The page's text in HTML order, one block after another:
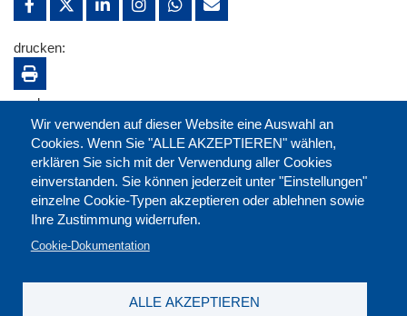
Wir verwenden auf dieser Website eine Auswahl an
Cookies. Wenn Sie "ALLE AKZEPTIEREN" wählen,
erklären Sie sich mit der Verwendung aller Cookies
einverstanden. Sie können jederzeit unter "Einstellungen"
einzelne Cookie-Typen akzeptieren oder ablehnen sowie
Ihre Zustimmung widerrufen.
Cookie-Dokumentation
ALLE AKZEPTIEREN
drucken:
merken: